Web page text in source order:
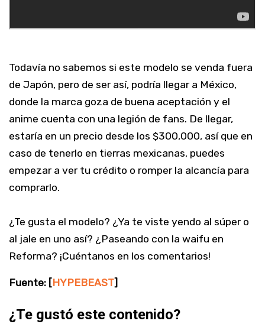
Todavía no sabemos si este modelo se venda fuera
de Japón, pero de ser así, podría llegar a México,
donde la marca goza de buena aceptación y el
anime cuenta con una legión de fans. De llegar,
estaría en un precio desde los $300,000, así que en
caso de tenerlo en tierras mexicanas, puedes
empezar a ver tu crédito o romper la alcancía para
comprarlo.
¿Te gusta el modelo? ¿Ya te viste yendo al súper o
al jale en uno así? ¿Paseando con la waifu en
Reforma? ¡Cuéntanos en los comentarios!
Fuente: [HYPEBEAST]
¿Te gustó este contenido?